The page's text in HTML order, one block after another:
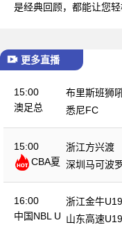
是经典回顾，都能让您
更多直播
15:00
澳足总
布里斯班狮
悉尼FC
15:00
CBA夏
浙江方兴渡
深圳马可波
16:00
中国NBL U
浙江金牛U19
山东高速U19